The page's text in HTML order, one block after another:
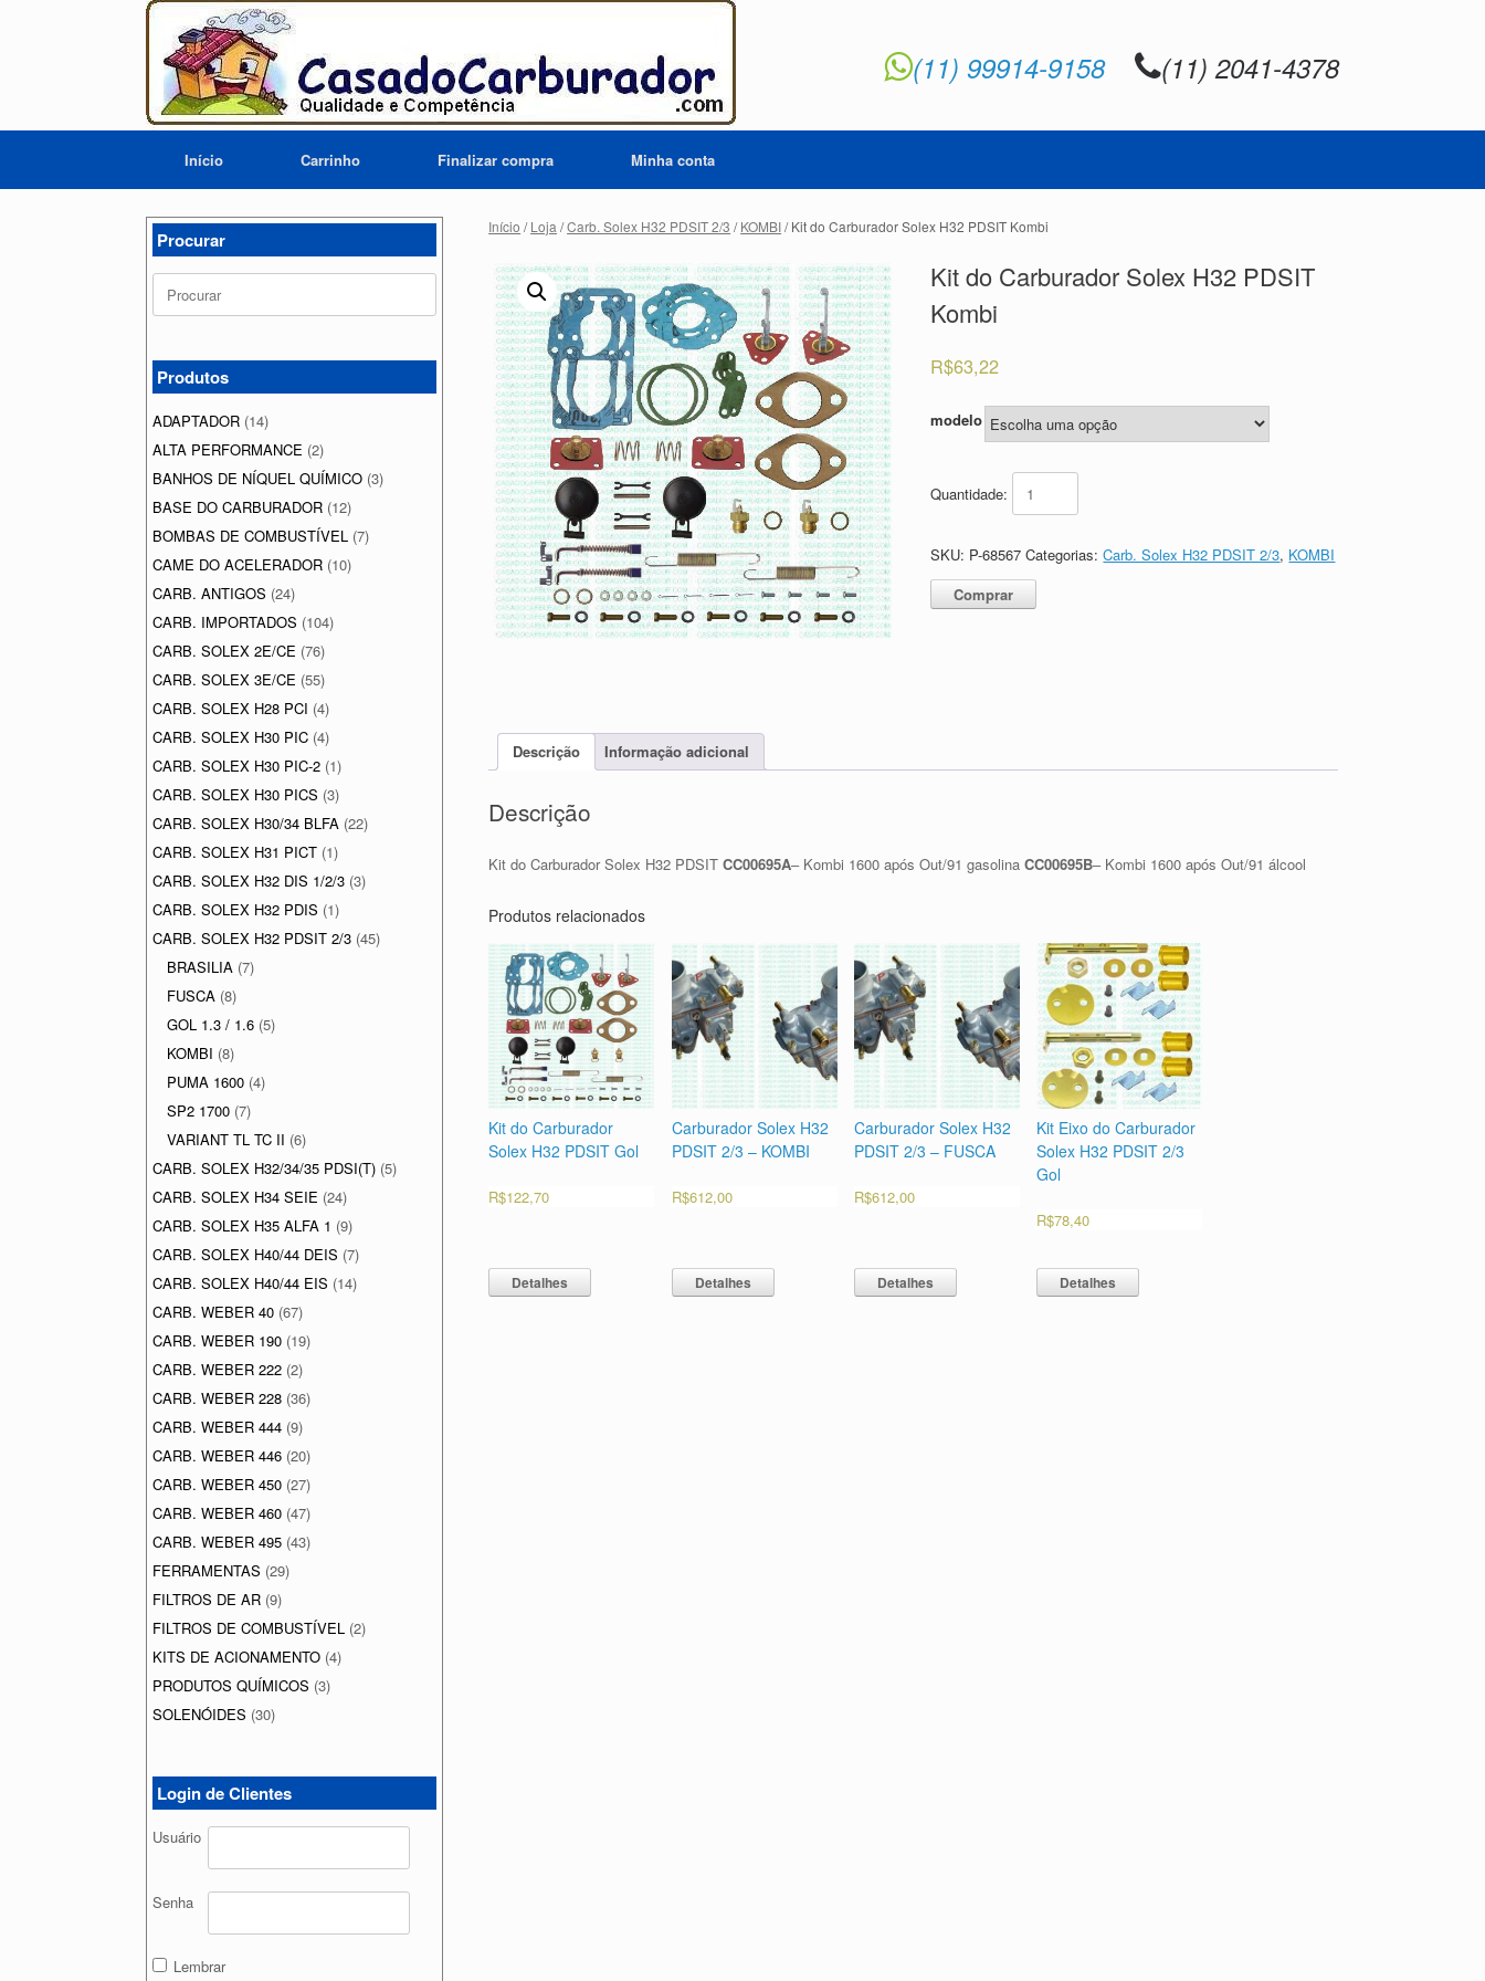
(11) 99914-9158 (11) 2041-4378
Início Carrinho Finalizar compra Minha conta
Início /Loja /Carb. Solex H32 PDSIT 2/3 /KOMBI/ Kit do Carburador Solex H32 PDSIT Kombi
Kit do Carburador Solex H32 PDSIT
Kombi
R$63,22
modelo
Quantidade:
Comprar
SKU: P-68567 Categorias:Carb. Solex H32 PDSIT 2/3, KOMBI
Descrição Informação adicional
Descrição
Kit do Carburador Solex H32 PDSITCC00695A– Kombi 1600 após Out/91 gasolinaCC00695B– Kombi 1600 após Out/91 álcool
Produtos relacionados
Kit do Carburador
Solex H32 PDSIT Gol
R$122,70
Detalhes
Carburador Solex H32
PDSIT 2/3 – KOMBI
R$612,00
Detalhes
Carburador Solex H32
PDSIT 2/3 – FUSCA
R$612,00
Detalhes
Kit Eixo do Carburador
Solex H32 PDSIT 2/3
Gol
R$78,40
Detalhes
Procurar
Search
for:
Produtos
ADAPTADOR (14)
ALTA PERFORMANCE (2)
BANHOS DE NÍQUEL QUÍMICO (3)
BASE DO CARBURADOR (12)
BOMBAS DE COMBUSTÍVEL (7)
CAME DO ACELERADOR (10)
CARB. ANTIGOS (24)
CARB. IMPORTADOS (104)
CARB. SOLEX 2E/CE (76)
CARB. SOLEX 3E/CE (55)
CARB. SOLEX H28 PCI (4)
CARB. SOLEX H30 PIC (4)
CARB. SOLEX H30 PIC-2 (1)
CARB. SOLEX H30 PICS (3)
CARB. SOLEX H30/34 BLFA (22)
CARB. SOLEX H31 PICT (1)
CARB. SOLEX H32 DIS 1/2/3 (3)
CARB. SOLEX H32 PDIS (1)
CARB. SOLEX H32 PDSIT 2/3 (45)
BRASILIA (7)
FUSCA (8)
GOL 1.3 / 1.6 (5)
KOMBI (8)
PUMA 1600 (4)
SP2 1700 (7)
VARIANT TL TC II (6)
CARB. SOLEX H32/34/35 PDSI(T) (5)
CARB. SOLEX H34 SEIE (24)
CARB. SOLEX H35 ALFA 1 (9)
CARB. SOLEX H40/44 DEIS (7)
CARB. SOLEX H40/44 EIS (14)
CARB. WEBER 40 (67)
CARB. WEBER 190 (19)
CARB. WEBER 222 (2)
CARB. WEBER 228 (36)
CARB. WEBER 444 (9)
CARB. WEBER 446 (20)
CARB. WEBER 450 (27)
CARB. WEBER 460 (47)
CARB. WEBER 495 (43)
FERRAMENTAS (29)
FILTROS DE AR (9)
FILTROS DE COMBUSTÍVEL (2)
KITS DE ACIONAMENTO (4)
PRODUTOS QUÍMICOS (3)
SOLENÓIDES (30)
Login de Clientes
Usuário
Senha
Lembrar